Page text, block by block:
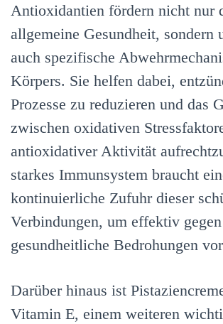
Antioxidantien fördern nicht nur
allgemeine Gesundheit, sondern
auch spezifische
Körpers. Sie helfen dabei,
Prozesse zu reduzieren und das
zwischen oxidativen
antioxidativer Aktivität
starkes Immunsystem braucht
kontinuierliche Zufuhr dieser
Verbindungen, um effektiv gegen
gesundheitliche Bedrohungen
Darüber hinaus ist
Vitamin E, einem weiteren